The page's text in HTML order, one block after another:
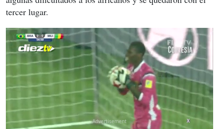
tercer lugar.
X